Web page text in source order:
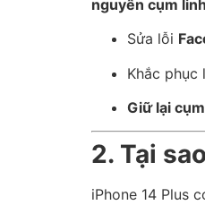
nguyên cụm
Sửa lỗi
Khắc phục
Giữ lại
2. Tại
iPhone 14 Plus